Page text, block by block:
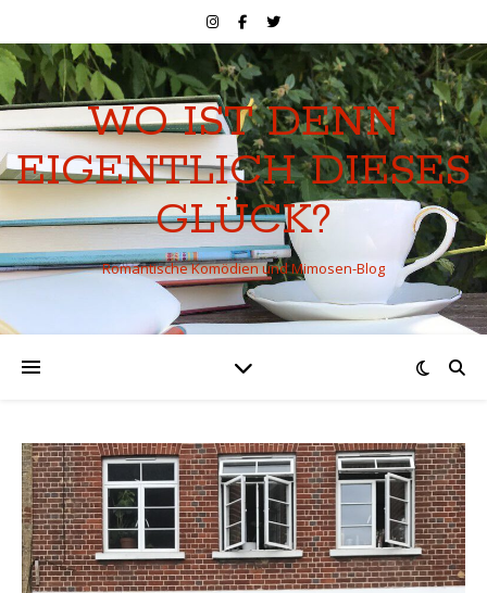
WO IST DENN
EIGENTLICH DIESES
GLÜCK?
Romantische Komödien und Mimosen-Blog